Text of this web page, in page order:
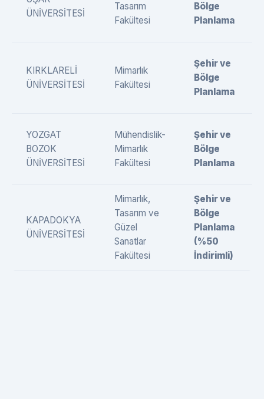
ÜNİVERSİTESİ
Tasarım
Fakültesi
Bölge
Planlama
KIRKLARELİ
ÜNİVERSİTESİ
Mimarlık
Fakültesi
Şehir ve
Bölge
Planlama
YOZGAT
BOZOK
ÜNİVERSİTESİ
Mühendislik-
Mimarlık
Fakültesi
Şehir ve
Bölge
Planlama
KAPADOKYA
ÜNİVERSİTESİ
Mimarlık,
Tasarım ve
Güzel
Sanatlar
Fakültesi
Şehir ve
Bölge
Planlama
(%50
İndirimli)